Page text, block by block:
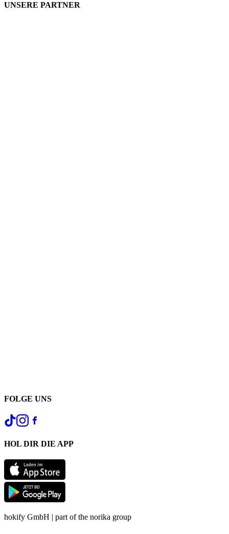
UNSERE PARTNER
FOLGE UNS
HOL DIR DIE APP
hokify GmbH | part of the norika group